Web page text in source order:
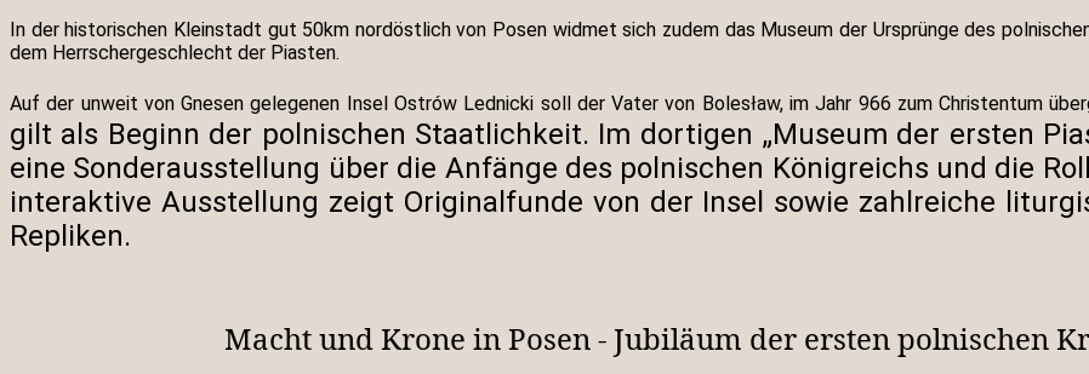
In der historischen Kleinstadt gut 50km nordöstlich von Posen widmet sich zudem das Museum der Ursprünge des
dem Herrschergeschlecht der Piasten.
Auf der unweit von Gnesen gelegenen Insel Ostrów Lednicki soll der Vater von Bolesław, im Jahr 966 zum Christentum
gilt als Beginn der polnischen Staatlichkeit. Im dortigen „Museum der ersten
eine Sonderausstellung über die Anfänge des polnischen Königreichs und die
interaktive Ausstellung zeigt Originalfunde von der Insel sowie zahlreiche
Repliken.
Macht und Krone in Posen - Jubiläum der ersten polnischen